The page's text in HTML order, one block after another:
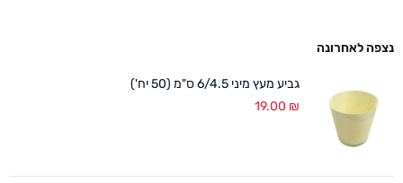
נצפה לאחרונה
גביע מעץ מיני 6/4.5 ס"מ (50 יח')
19.00 ₪